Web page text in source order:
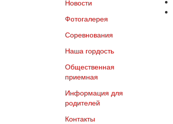
Новости
Фотогалерея
Соревнования
Наша гордость
Общественная
приемная
Информация для
родителей
Контакты